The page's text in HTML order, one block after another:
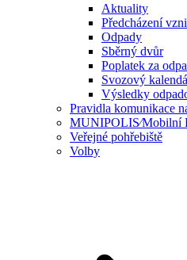
Aktuality
Předcházení
Odpady
Sběrný dvůr
Poplatek za
Svozový
Výsledky
Pravidla komunikace
MUNIPOLIS⁄Mobilní
Veřejné pohřebiště
Volby